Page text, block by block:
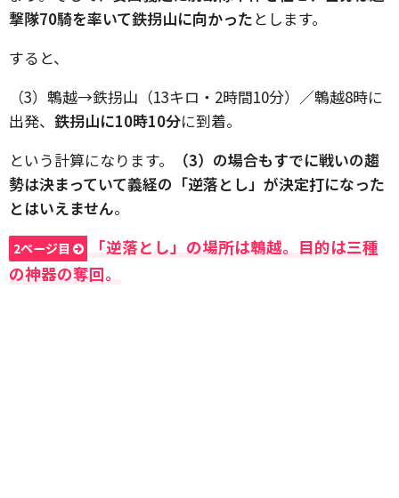
撃隊70騎を率いて鉄拐山に向かったとします。
すると、
（3）鵯越→鉄拐山（13キロ・2時間10分）／鵯越8時に
出発、 鉄拐山に10時10分に到着。
という計算になります。
（3）の場合もすでに戦いの趨
勢は決まっていて義経の「逆落とし」が決定打になった
とはいえません。
2ページ目
「逆落とし」の場所は鵯越。目的は三種
の神器の奪回。